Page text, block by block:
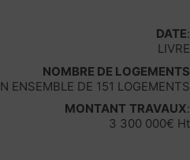
DATE:
LIVRE
NOMBRE DE LOGEMENTS
ENSEMBLE DE 151 LOGEMENTS
MONTANT TRAVAUX:
3 300 000€ Ht